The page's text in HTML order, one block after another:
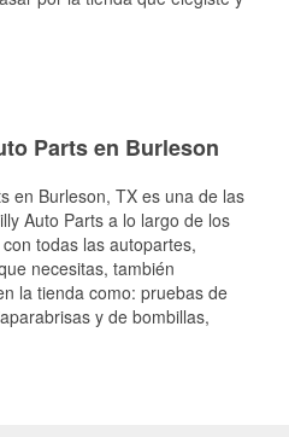
Parts en Burleson
en Burleson, TX es una de las
Auto Parts a lo largo de los
todas las autopartes,
necesitas, también
la tienda como: pruebas de
y de bombillas,